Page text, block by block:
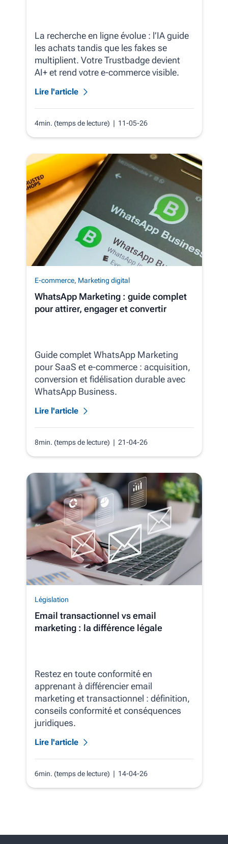
La recherche en ligne évolue : l’IA guide
les achats tandis que les fakes se
multiplient. Votre Trustbadge devient
AI+ et rend votre e‑commerce visible.
Lire l'article
4min. (temps de lecture) | 11-05-26
E-commerce, Marketing digital
WhatsApp Marketing : guide complet
pour attirer, engager et convertir
Guide complet WhatsApp Marketing
pour SaaS et e‑commerce : acquisition,
conversion et fidélisation durable avec
WhatsApp Business.
Lire l'article
8min. (temps de lecture) | 21-04-26
Législation
Email transactionnel vs email
marketing : la différence légale
Restez en toute conformité en
apprenant à différencier email
marketing et transactionnel : définition,
conseils conformité et conséquences
juridiques.
Lire l'article
6min. (temps de lecture) | 14-04-26